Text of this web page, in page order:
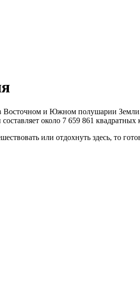
и Южном полушарии
около 7 659 861
или отдохнуть здесь, то